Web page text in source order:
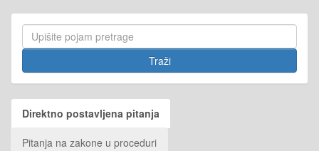
Direktno postavljena pitanja
Pitanja na zakone u proceduri